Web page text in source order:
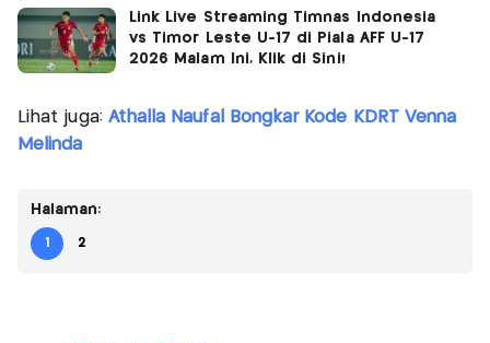
Link Live Streaming Timnas Indonesia
vs Timor Leste U-17 di Piala AFF U-17
2026 Malam Ini, Klik di Sini!
Lihat juga: Athalla Naufal Bongkar Kode KDRT Venna
Melinda
Halaman:
1 2